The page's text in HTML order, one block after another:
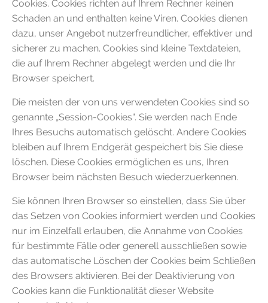
Cookies. Cookies richten auf Ihrem Rechner keinen
Schaden an und enthalten keine Viren. Cookies dienen
dazu, unser Angebot nutzerfreundlicher, effektiver und
sicherer zu machen. Cookies sind kleine Textdateien,
die auf Ihrem Rechner abgelegt werden und die Ihr
Browser speichert.
Die meisten der von uns verwendeten Cookies sind so
genannte „Session-Cookies“. Sie werden nach Ende
Ihres Besuchs automatisch gelöscht. Andere Cookies
bleiben auf Ihrem Endgerät gespeichert bis Sie diese
löschen. Diese Cookies ermöglichen es uns, Ihren
Browser beim nächsten Besuch wiederzuerkennen.
Sie können Ihren Browser so einstellen, dass Sie über
das Setzen von Cookies informiert werden und Cookies
nur im Einzelfall erlauben, die Annahme von Cookies
für bestimmte Fälle oder generell ausschließen sowie
das automatische Löschen der Cookies beim Schließen
des Browsers aktivieren. Bei der Deaktivierung von
Cookies kann die Funktionalität dieser Website